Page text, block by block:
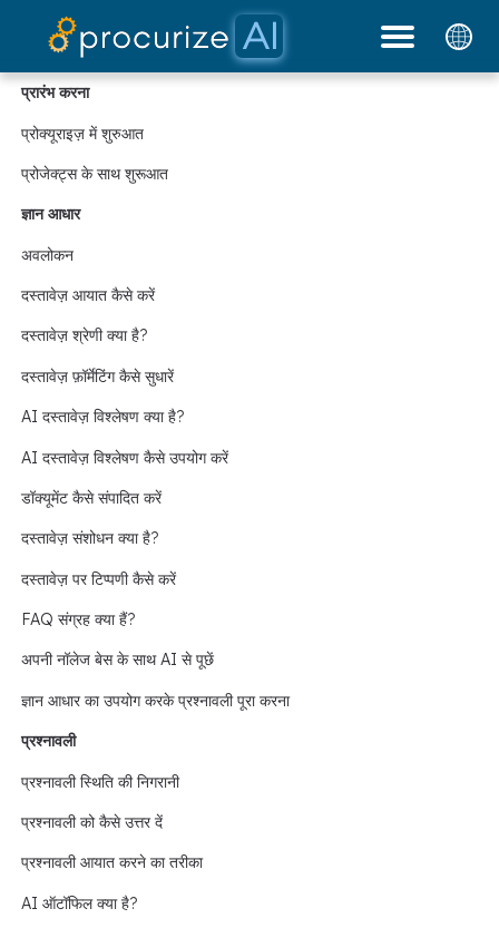
प्रारंभ करना
प्रोक्यूराइज़ में शुरुआत
प्रोजेक्ट्स के साथ शुरूआत
ज्ञान आधार
अवलोकन
दस्तावेज़ आयात कैसे करें
दस्तावेज़ श्रेणी क्या है?
दस्तावेज़ फ़ॉर्मेटिंग कैसे सुधारें
AI दस्तावेज़ विश्लेषण क्या है?
AI दस्तावेज़ विश्लेषण कैसे उपयोग करें
डॉक्यूमेंट कैसे संपादित करें
दस्तावेज़ संशोधन क्या है?
दस्तावेज़ पर टिप्पणी कैसे करें
FAQ संग्रह क्या हैं?
अपनी नॉलेज बेस के साथ AI से पूछें
ज्ञान आधार का उपयोग करके प्रश्नावली पूरा करना
प्रश्नावली
प्रश्नावली स्थिति की निगरानी
प्रश्नावली को कैसे उत्तर दें
प्रश्नावली आयात करने का तरीका
AI ऑटॉफिल क्या है?